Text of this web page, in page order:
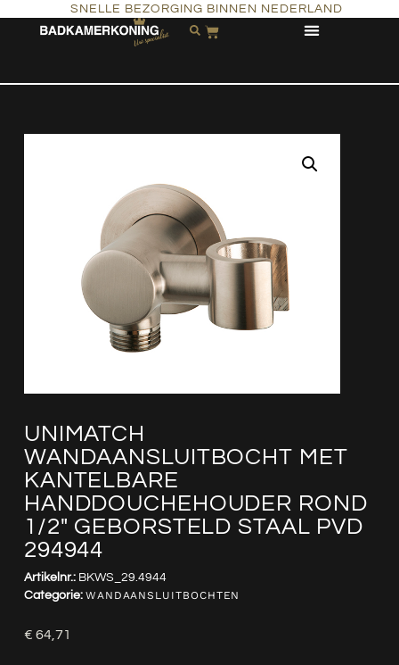
SNELLE BEZORGING BINNEN NEDERLAND
UNIMATCH
WANDAANSLUITBOCHT MET
KANTELBARE
HANDDOUCHEHOUDER ROND
1/2″ GEBORSTELD STAAL PVD
294944
Artikelnr.: BKWS_29.4944
Categorie: WANDAANSLUITBOCHTEN
€ 64,71